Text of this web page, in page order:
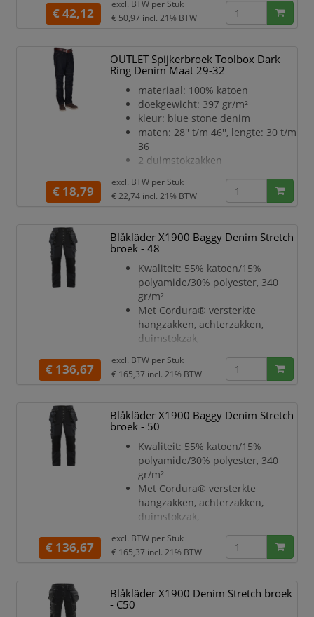
Optimale pasvorm
Kleur: blauw
€ 42,12
excl. BTW per Stuk
€ 50,97 incl. 21% BTW
OUTLET Spijkerbroek Toolbox Dark
Ring Denim Maat 29-32
materiaal: 100% katoen
doekgewicht: 397 gr/m²
kleur: blue stone denim
maten: 28'' t/m 46'', lengte: 30 t/m
36
2 duimstokzakken
5 riemlussen
telefoonzak op dijbeen
€ 18,79
excl. BTW per Stuk
€ 22,74 incl. 21% BTW
Blåkläder X1900 Baggy Denim Stretch
broek - 48
Kwaliteit: 55% katoen/15%
polyamide/30% polyester, 340
gr/m²
Met Cordura® versterkte
hangzakken, achterzakken,
duimstokzak,
Gulp met knopen
Brede lussen achteraan en aan
klittenband
aan de zijden voor hamerhouder
Meshouder met knoop
D-ring in de zoom
Achterzak met plooi, beenzak met
rits en voorzakken met rits
Kniebeschermers zakken in twee
hoogtes verstelbaa
€ 136,67
excl. BTW per Stuk
€ 165,37 incl. 21% BTW
Blåkläder X1900 Baggy Denim Stretch
broek - 50
Kwaliteit: 55% katoen/15%
polyamide/30% polyester, 340
gr/m²
Met Cordura® versterkte
hangzakken, achterzakken,
duimstokzak,
Gulp met knopen
Brede lussen achteraan en aan
klittenband
aan de zijden voor hamerhouder
€ 136,67
excl. BTW per Stuk
€ 165,37 incl. 21% BTW
Blåkläder X1900 Denim Stretch broek
- C50